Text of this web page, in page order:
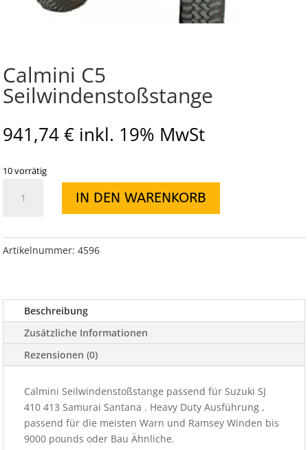
Calmini C5
Seilwindenstoßstange
941,74€ inkl. 19% MwSt
10 vorrätig
Seilwindenstoßstange
IN DEN WARENKORB
Artikelnummer: 4596
Beschreibung
Zusätzliche Informationen
Rezensionen (0)
Calmini Seilwindenstoßstange passend für Suzuki SJ
410 413 Samurai Santana . Heavy Duty Ausführung ,
passend für die meisten Warn und Ramsey Winden bis
9000 pounds oder Bau Ähnliche.